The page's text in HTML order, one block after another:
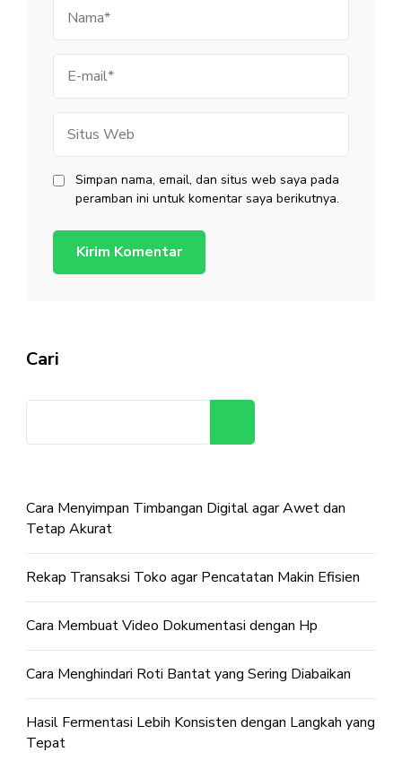
mail
Web
Simpan nama, email, dan situs web saya pada
peramban ini untuk komentar saya berikutnya.
Cari
Cara Menyimpan Timbangan Digital agar Awet dan
Tetap Akurat
Rekap Transaksi Toko agar Pencatatan Makin Efisien
Cara Membuat Video Dokumentasi dengan Hp
Cara Menghindari Roti Bantat yang Sering Diabaikan
Hasil Fermentasi Lebih Konsisten dengan Langkah yang
Tepat